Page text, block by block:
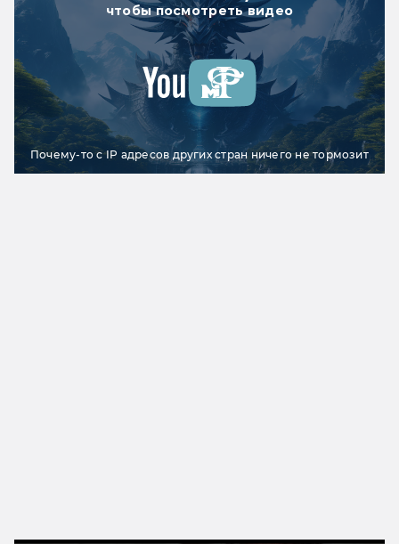
чтобы посмотреть видео
Почему-то с IP адресов других стран ничего не тормозит